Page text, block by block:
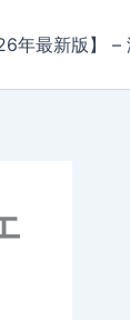
年最新版】 –